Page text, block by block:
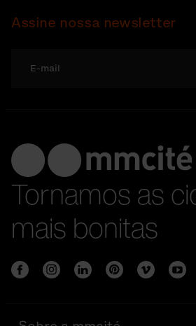
Assine nossa newsletter
Tornamos as
mais bonitas